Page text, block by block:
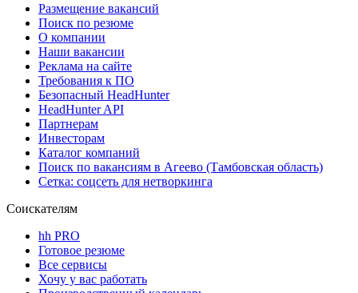
Размещение вакансий
Поиск по резюме
О компании
Наши вакансии
Реклама на сайте
Требования к ПО
Безопасный HeadHunter
HeadHunter API
Партнерам
Инвесторам
Каталог компаний
Поиск по вакансиям в Агеево (Тамбовская область)
Сетка: соцсеть для нетворкинга
Соискателям
hh PRO
Готовое резюме
Все сервисы
Хочу у вас работать